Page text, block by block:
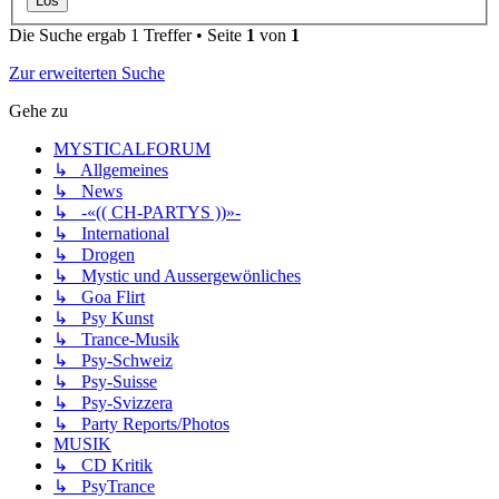
Die Suche ergab 1 Treffer • Seite 1 von 1
Zur erweiterten Suche
Gehe zu
MYSTICALFORUM
↳ Allgemeines
↳ News
↳ -«(( CH-PARTYS ))»-
↳ International
↳ Drogen
↳ Mystic und Aussergewönliches
↳ Goa Flirt
↳ Psy Kunst
↳ Trance-Musik
↳ Psy-Schweiz
↳ Psy-Suisse
↳ Psy-Svizzera
↳ Party Reports/Photos
MUSIK
↳ CD Kritik
↳ PsyTrance